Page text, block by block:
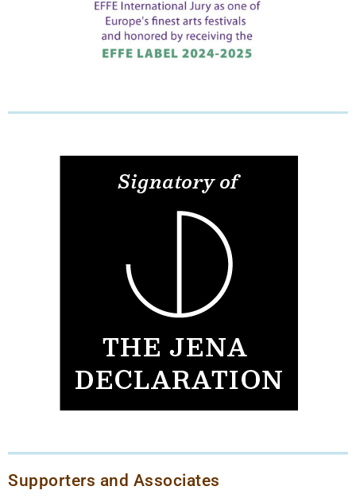
Supporters and Associates